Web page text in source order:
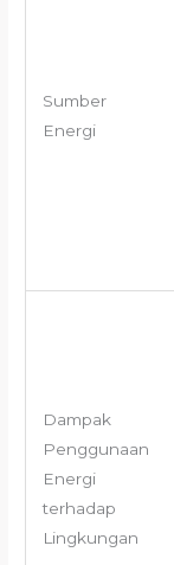
Sumber
Energi
Dampak
Penggunaan
Energi
terhadap
Lingkungan